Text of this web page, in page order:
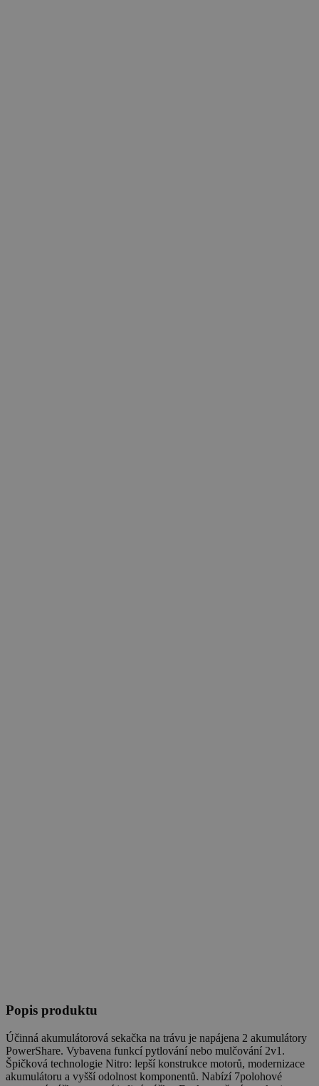
Popis produktu
Účinná akumulátorová sekačka na trávu je napájena 2 akumulátory
PowerShare. Vybavena funkcí pytlování nebo mulčování 2v1.
Špičková technologie Nitro: lepší konstrukce motorů, modernizace
akumulátoru a vyšší odolnost komponentů. Nabízí 7polohové